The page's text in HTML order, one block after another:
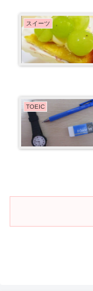
スイーツ
TOEIC